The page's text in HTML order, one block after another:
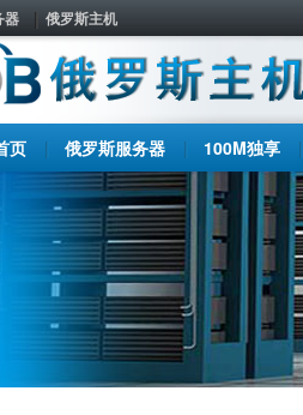
器 俄罗斯主机
页 俄罗斯服务器 100M独享